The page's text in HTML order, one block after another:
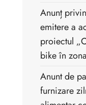
Anunț
emitere a
proiectul
bike în
Anunt de
furnizare